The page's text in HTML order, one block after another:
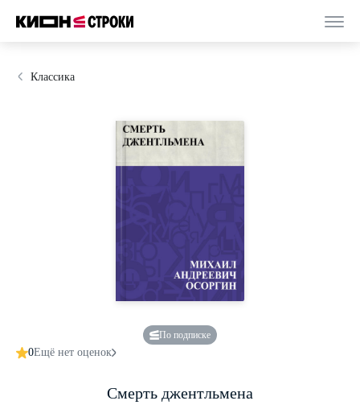
Классика
По подписке
0Ещё нет оценок
Смерть джентльмена